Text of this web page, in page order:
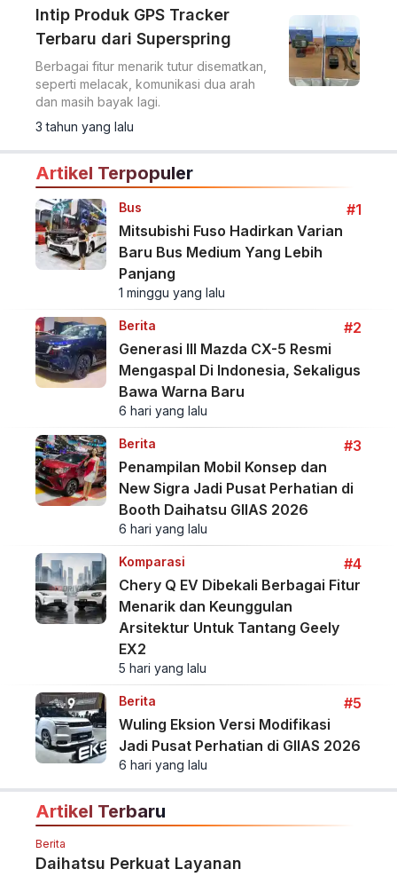
Intip Produk GPS Tracker
Terbaru dari Superspring
Berbagai fitur menarik tutur disematkan,
seperti melacak, komunikasi dua arah
dan masih bayak lagi.
3 tahun yang lalu
Artikel Terpopuler
Bus
#1
Mitsubishi Fuso Hadirkan Varian
Baru Bus Medium Yang Lebih
Panjang
1 minggu yang lalu
Berita
#2
Generasi III Mazda CX-5 Resmi
Mengaspal Di Indonesia, Sekaligus
Bawa Warna Baru
6 hari yang lalu
Berita
#3
Penampilan Mobil Konsep dan
New Sigra Jadi Pusat Perhatian di
Booth Daihatsu GIIAS 2026
6 hari yang lalu
Komparasi
#4
Chery Q EV Dibekali Berbagai Fitur
Menarik dan Keunggulan
Arsitektur Untuk Tantang Geely
EX2
5 hari yang lalu
Berita
#5
Wuling Eksion Versi Modifikasi
Jadi Pusat Perhatian di GIIAS 2026
6 hari yang lalu
Artikel Terbaru
Berita
Daihatsu Perkuat Layanan